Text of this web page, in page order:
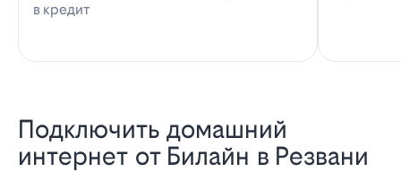
в кредит
Подключить домашний
интернет от Билайн в Резвани